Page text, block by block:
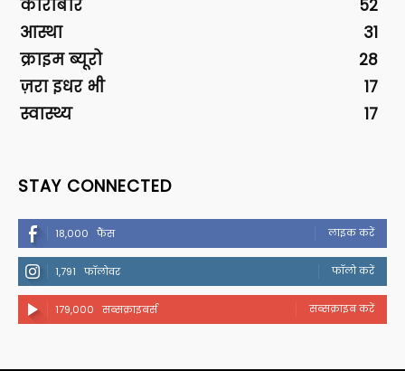
कारोबार
52
आस्था
31
क्राइम ब्यूरो
28
ज़रा इधर भी
17
स्वास्थ्य
17
STAY CONNECTED
18,000 फैंस लाइक करें
1,791 फॉलोवर फॉलो करें
179,000 सब्सक्राइबर्स सब्सक्राइब करें